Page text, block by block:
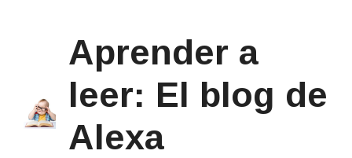
Aprender a
leer: El blog de
Alexa